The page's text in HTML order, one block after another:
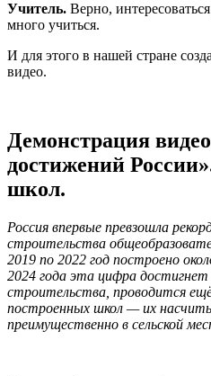
Учитель. Верно,
много учиться.
И для этого в нашей стране
видео.
Демонстрация
достижений
школ.
Россия впервые превзошла
строительства
2019 по 2022 год построено
2024 года эта цифра
строительства, проводится
построенных школ — их
преимущественно в сельской